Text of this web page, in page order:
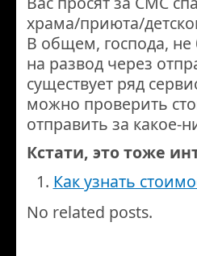
храма/приюта/
В общем, господа,
на развод через
существует ряд
можно проверить
отправить за какое-
Кстати, это тоже
Как узнать
No related posts.